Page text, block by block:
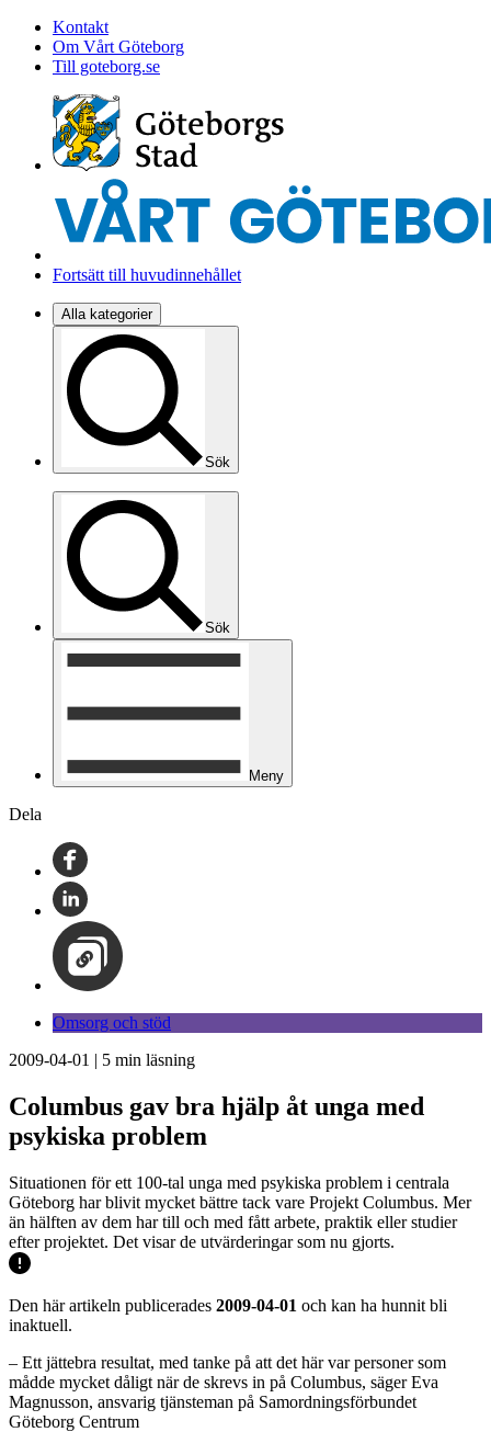
Kontakt
Om Vårt Göteborg
Till goteborg.se
Fortsätt till huvudinnehållet
Alla kategorier
Sök
Sök
Meny
Dela
Omsorg och stöd
2009-04-01 | 5 min läsning
Columbus gav bra hjälp åt unga med
psykiska problem
Situationen för ett 100-tal unga med psykiska problem i centrala
Göteborg har blivit mycket bättre tack vare Projekt Columbus. Mer
än hälften av dem har till och med fått arbete, praktik eller studier
efter projektet. Det visar de utvärderingar som nu gjorts.
Den här artikeln publicerades 2009-04-01 och kan ha hunnit bli
inaktuell.
– Ett jättebra resultat, med tanke på att det här var personer som
mådde mycket dåligt när de skrevs in på Columbus, säger Eva
Magnusson, ansvarig tjänsteman på Samordningsförbundet
Göteborg Centrum